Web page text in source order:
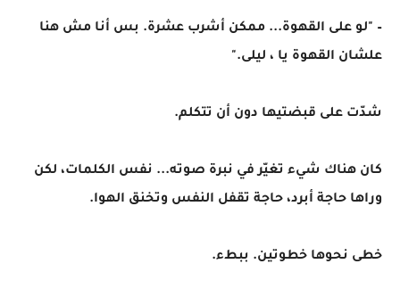
– "لو على القهوة... ممكن أشرب عشرة. بس أنا مش هنا
علشان القهوة يا ، ليلى."
شدّت على قبضتيها دون أن تتكلم.
كان هناك شيء تغيّر في نبرة صوته... نفس الكلمات، لكن
وراها حاجة أبرد، حاجة تقفل النفس وتخنق الهوا.
خطى نحوها خطوتين. ببطء.